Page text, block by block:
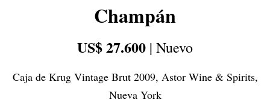
Champán
US$ 27.600 | Nuevo
Caja de Krug Vintage Brut 2009, Astor Wine & Spirits,
Nueva York